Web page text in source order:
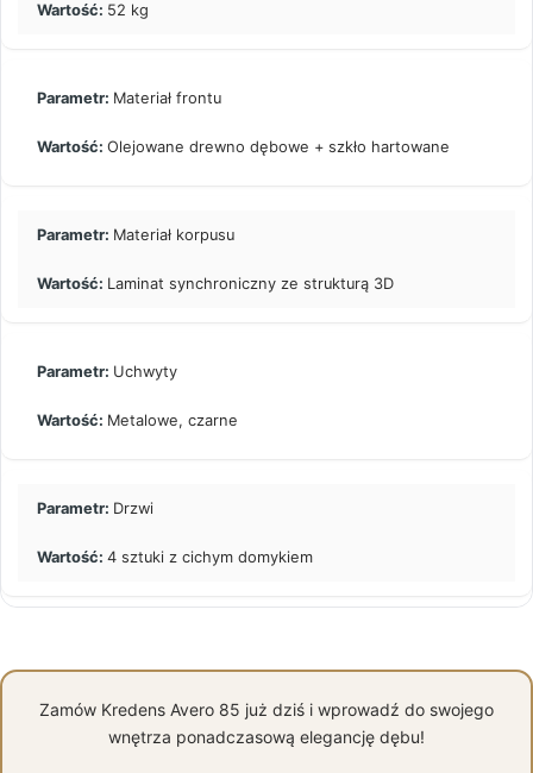
52 kg
Materiał frontu
Olejowane drewno dębowe + szkło hartowane
Materiał korpusu
Laminat synchroniczny ze strukturą 3D
Uchwyty
Metalowe, czarne
Drzwi
4 sztuki z cichym domykiem
Zamów Kredens Avero 85 już dziś i wprowadź do swojego
wnętrza ponadczasową elegancję dębu!